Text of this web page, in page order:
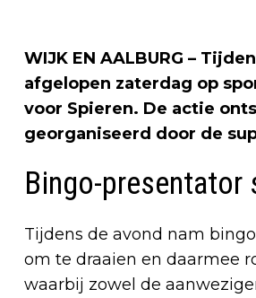
WIJK EN AALBURG –
afgelopen zaterdag op
voor Spieren. De actie
georganiseerd door de
Bingo-
Tijdens de avond nam
om te draaien en daarmee
waarbij zowel de